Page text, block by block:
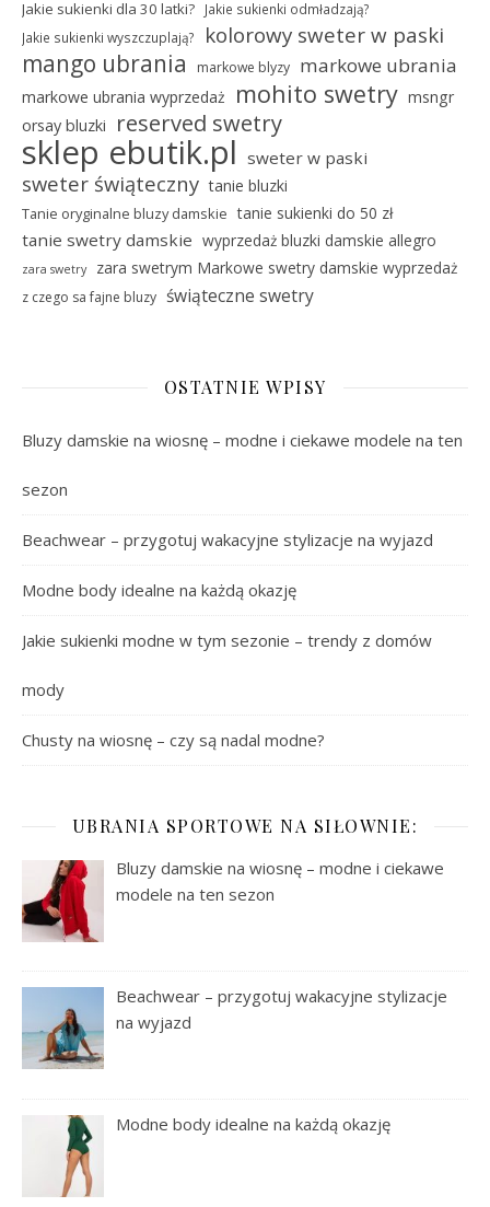
Jakie sukienki dla 30 latki?
Jakie sukienki odmładzają?
Jakie sukienki wyszczuplają?
kolorowy sweter w paski
mango ubrania markowe blyzy markowe ubrania
markowe ubrania wyprzedaż mohito swetry msngr
orsay bluzki
reserved swetry
sklep ebutik.pl sweter w paski
sweter świąteczny tanie bluzki
Tanie oryginalne bluzy damskie tanie sukienki do 50 zł
tanie swetry damskie wyprzedaż bluzki damskie allegro
zara swetry zara swetrym Markowe swetry damskie wyprzedaż
z czego sa fajne bluzy świąteczne swetry
OSTATNIE WPISY
Bluzy damskie na wiosnę – modne i ciekawe modele na ten
sezon
Beachwear – przygotuj wakacyjne stylizacje na wyjazd
Modne body idealne na każdą okazję
Jakie sukienki modne w tym sezonie – trendy z domów
mody
Chusty na wiosnę – czy są nadal modne?
UBRANIA SPORTOWE NA SIŁOWNIE:
Bluzy damskie na wiosnę – modne i ciekawe
modele na ten sezon
Beachwear – przygotuj wakacyjne stylizacje
na wyjazd
Modne body idealne na każdą okazję